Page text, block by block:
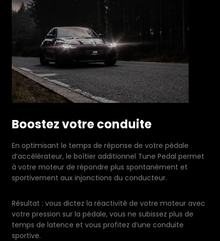
Boostez votre conduite
En optimisant le temps de réponse de votre pédale
d’accélérateur, le boîtier additionnel Tune Pedal permet
à votre moteur de répondre plus spontanément et
sportivement aux injonctions du conducteur.
Résultat : vous dictez la réactivité de votre moteur avec
votre pression sur la pédale, vous ne subissez plus de
temps de latence et vous profitez d’une conduite
sportive.